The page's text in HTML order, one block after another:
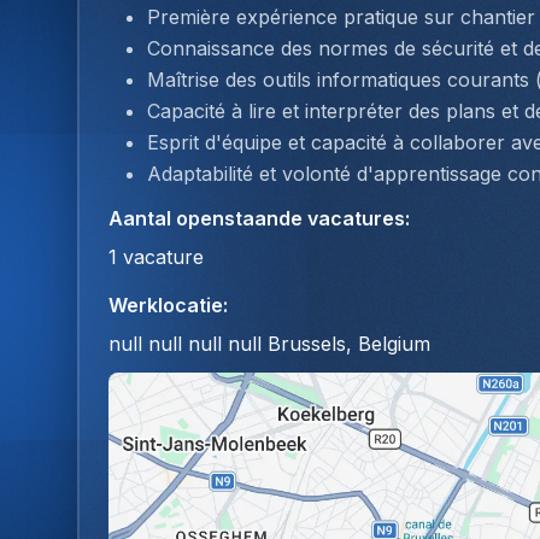
Première expérience pratique sur
Connaissance des normes de sécurité et
Maîtrise des outils informatiques courants
Capacité à lire et interpréter des plans et
Esprit d'équipe et capacité à collaborer
Adaptabilité et volonté d'apprentissage
Aantal openstaande vacatures:
1 vacature
Werklocatie:
null null null null Brussels, Belgium